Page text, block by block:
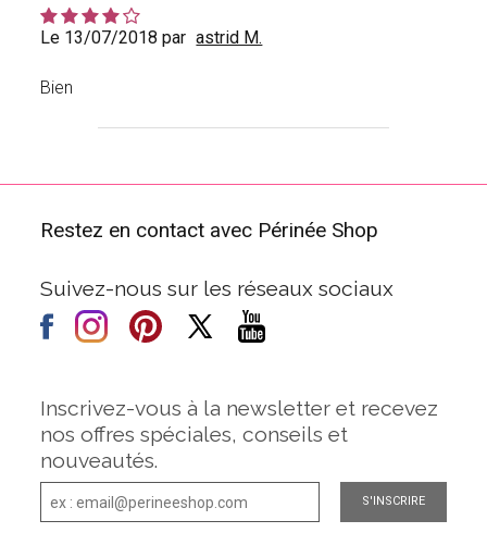
Le 13/07/2018 par astrid M.
Bien
Restez en contact avec Périnée Shop
Suivez-nous sur les réseaux sociaux
Inscrivez-vous à la newsletter et recevez
nos offres spéciales, conseils et
nouveautés.
S'INSCRIRE